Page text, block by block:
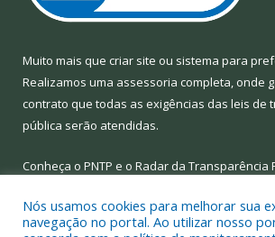
Muito mais que criar site ou sistema para
Realizamos uma assessoria completa, onde
contrato que todas as exigências das leis de
pública serão atendidas.
Conheça o PNTP e o Radar da Transparência
Nós usamos cookies para melhorar sua
navegação no portal. Ao utilizar nosso